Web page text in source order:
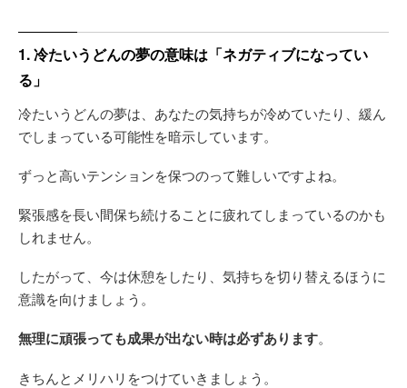
1. 冷たいうどんの夢の意味は「ネガティブになってい
る」
冷たいうどんの夢は、あなたの気持ちが冷めていたり、緩ん
でしまっている可能性を暗示しています。
ずっと高いテンションを保つのって難しいですよね。
緊張感を長い間保ち続けることに疲れてしまっているのかも
しれません。
したがって、今は休憩をしたり、気持ちを切り替えるほうに
意識を向けましょう。
無理に頑張っても成果が出ない時は必ずあります。
きちんとメリハリをつけていきましょう。